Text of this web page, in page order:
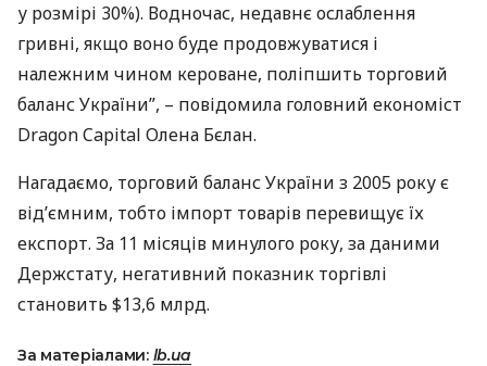
у розмірі 30%). Водночас, недавнє ослаблення
гривні, якщо воно буде продовжуватися і
належним чином кероване, поліпшить торговий
баланс України”, – повідомила головний економіст
Dragon Capital Олена Бєлан.
Нагадаємо, торговий баланс України з 2005 року є
від’ємним, тобто імпорт товарів перевищує їх
експорт. За 11 місяців минулого року, за даними
Держстату, негативний показник торгівлі
становить $13,6 млрд.
За матеріалами: lb.ua